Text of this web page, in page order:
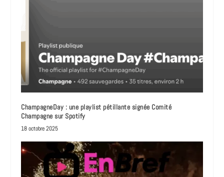
ChampagneDay : une playlist pétillante signée Comité
Champagne sur Spotify
18 octobre 2025